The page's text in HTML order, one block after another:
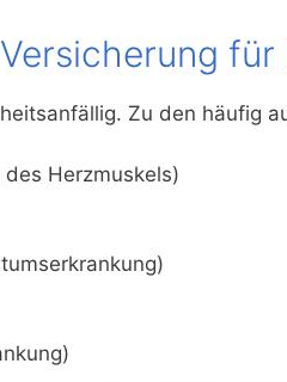
Zu den häufig
Herzmuskels)